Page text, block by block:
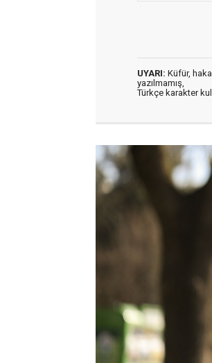
UYARI: Küfür,
yazılmamış,
Türkçe karakter